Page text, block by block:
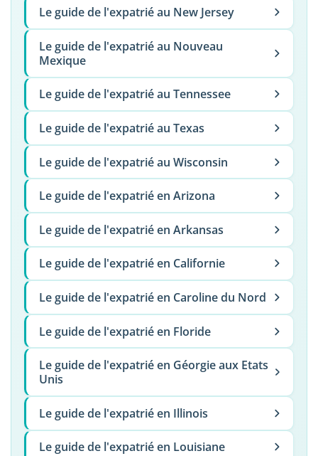
Le guide de l'expatrié au New Jersey
Le guide de l'expatrié au Nouveau
Mexique
Le guide de l'expatrié au Tennessee
Le guide de l'expatrié au Texas
Le guide de l'expatrié au Wisconsin
Le guide de l'expatrié en Arizona
Le guide de l'expatrié en Arkansas
Le guide de l'expatrié en Californie
Le guide de l'expatrié en Caroline du Nord
Le guide de l'expatrié en Floride
Le guide de l'expatrié en Géorgie aux Etats
Unis
Le guide de l'expatrié en Illinois
Le guide de l'expatrié en Louisiane